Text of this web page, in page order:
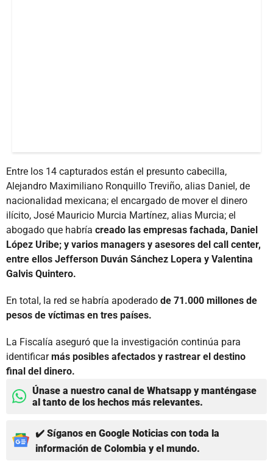
Entre los 14 capturados están el presunto cabecilla,
Alejandro Maximiliano Ronquillo Treviño, alias Daniel, de
nacionalidad mexicana; el encargado de mover el dinero
ilícito, José Mauricio Murcia Martínez, alias Murcia; el
abogado que habría creado las empresas fachada, Daniel
López Uribe; y varios managers y asesores del call center,
entre ellos Jefferson Duván Sánchez Lopera y Valentina
Galvis Quintero.
En total, la red se habría apoderado de 71.000 millones de
pesos de víctimas en tres países.
La Fiscalía aseguró que la investigación continúa para
identificarmás posibles afectados y rastrear el destino
final del dinero.
Únase a nuestro canal de Whatsapp y manténgase
al tanto de los hechos más relevantes.
✔️ Síganos en Google Noticias con toda la
información de Colombia y el mundo.